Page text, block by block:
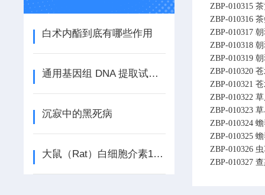
ZBP-010315
ZBP-010316
ZBP-010317
ZBP-010318
ZBP-010319
ZBP-010320
ZBP-010321
ZBP-010322
ZBP-010323
ZBP-010324
ZBP-010325
ZBP-010326
ZBP-010327
白术内酯到底有哪些作用
通用基因组 DNA 提取试剂盒使用说明书
沉寂中的黑死病
大鼠（Rat）白细胞介素18（IL-18） ELISA检测试剂盒说明书